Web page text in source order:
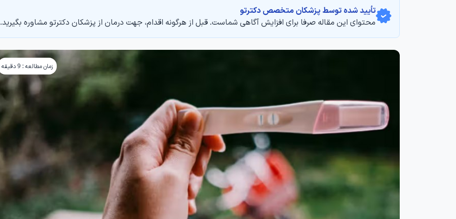
تأیید‌‌‌‌‌‌‌ شده توسط پزشکان متخصص دکترتو
محتوای این مقاله صرفا برای افزایش آگاهی شماست. قبل از هرگونه اقدام، جهت درمان از پزشکان دکترتو مشاوره بگیرید.
زمان مطالعه : 9 دقیقه